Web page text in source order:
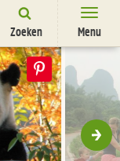
Zoeken Menu